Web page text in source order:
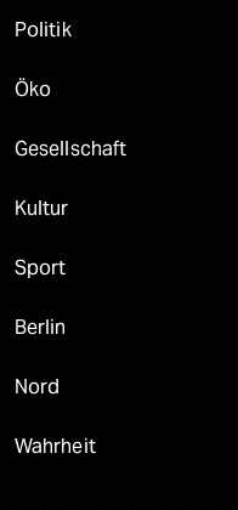
Politik
Öko
Gesellschaft
Kultur
Sport
Berlin
Nord
Wahrheit